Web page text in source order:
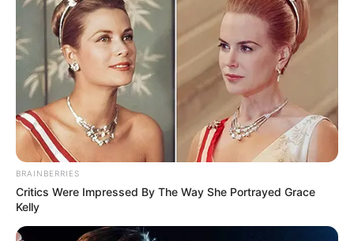
BRAINBERRIES
Critics Were Impressed By The Way She Portrayed Grace
Kelly